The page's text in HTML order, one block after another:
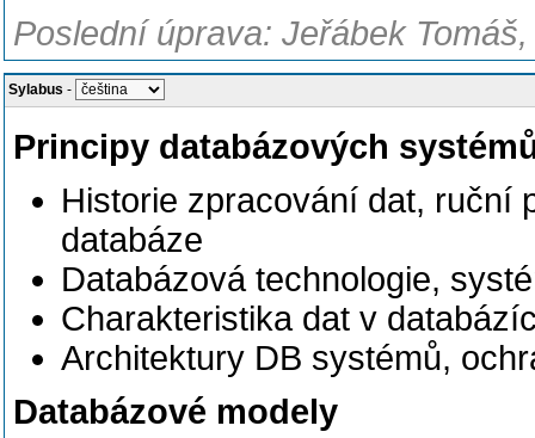
Poslední úprava: Jeřábek
Sylabus -
Principy databázových
Historie zpracování dat, ruční
databáze
Databázová technologie,
Charakteristika dat v
Architektury DB systémů,
Databázové modely